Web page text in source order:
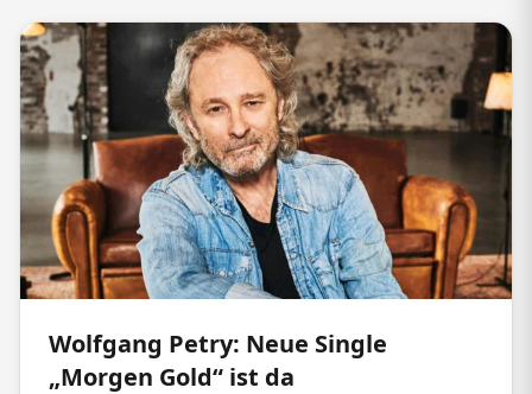
Wolfgang Petry: Neue Single
„Morgen Gold“ ist da